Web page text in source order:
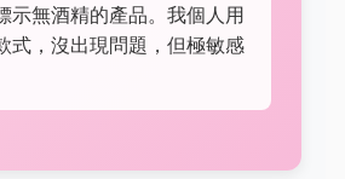
示無酒精的產品。我個人用
式，沒出現問題，但極敏感